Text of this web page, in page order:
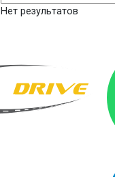
Нет результатов